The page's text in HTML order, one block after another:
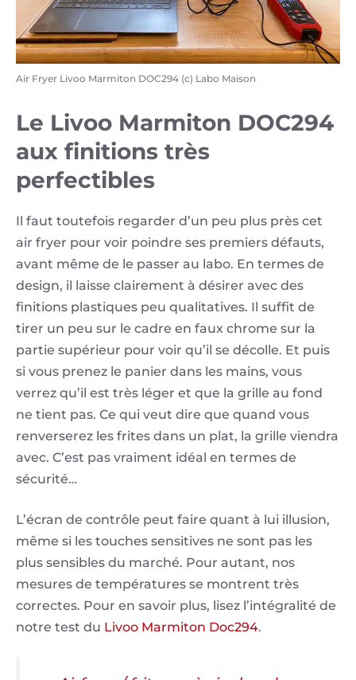
Air Fryer Livoo Marmiton DOC294 (c) Labo Maison
Le Livoo Marmiton DOC294
aux finitions très
perfectibles
Il faut toutefois regarder d’un peu plus près cet
air fryer pour voir poindre ses premiers défauts,
avant même de le passer au labo. En termes de
design, il laisse clairement à désirer avec des
finitions plastiques peu qualitatives. Il suffit de
tirer un peu sur le cadre en faux chrome sur la
partie supérieur pour voir qu’il se décolle. Et puis
si vous prenez le panier dans les mains, vous
verrez qu’il est très léger et que la grille au fond
ne tient pas. Ce qui veut dire que quand vous
renverserez les frites dans un plat, la grille viendra
avec. C’est pas vraiment idéal en termes de
sécurité…
L’écran de contrôle peut faire quant à lui illusion,
même si les touches sensitives ne sont pas les
plus sensibles du marché. Pour autant, nos
mesures de températures se montrent très
correctes. Pour en savoir plus, lisez l’intégralité de
notre test du Livoo Marmiton Doc294.